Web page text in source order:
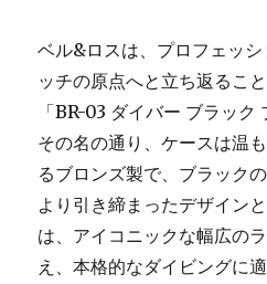
「ル
ナ
ロ
ノ
グ
フ
オ
ー
ベル&ロスは、プロフェッ
ッチの原点へと立ち返るこ
「BR-03 ダイバー ブラック
その名の通り、ケースは温
るブロンズ製で、ブラック
より引き締まったデザイン
は、アイコニックな幅広の
え、本格的なダイビングに